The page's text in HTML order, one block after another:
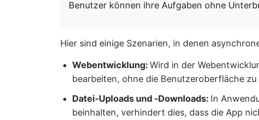
Benutzer können ihre Aufgaben ohne
Hier sind einige Szenarien, in denen
Webentwicklung: Wird in der
bearbeiten, ohne die Benutzeroberfläche zu
Datei-Uploads und -Downloads: In
beinhalten, verhindert dies, dass die App